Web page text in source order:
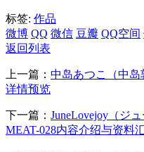
标签: 作品
微博 QQ 微信 豆瓣 QQ空间
返回列表
上一篇： 中岛あつこ（中岛
详情预览
下一篇： JuneLovejoy（ジ
MEAT-028内容介绍与资料